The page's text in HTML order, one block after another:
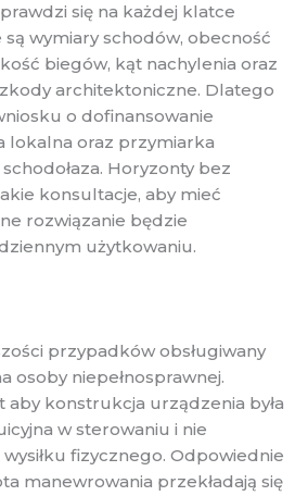
się na każdej klatce
wymiary schodów, obecność
biegów, kąt nachylenia oraz
architektoniczne. Dlatego
o dofinansowanie
lokalna oraz przymiarka
Horyzonty bez
konsultacje, aby mieć
rozwiązanie będzie
użytkowaniu.
przypadków obsługiwany
osoby niepełnosprawnej.
aby konstrukcja urządzenia była
w sterowaniu i nie
fizycznego. Odpowiednie
manewrowania przekładają się